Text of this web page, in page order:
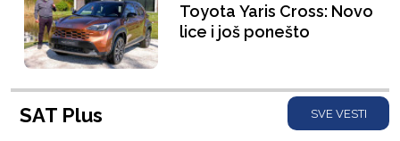
Toyota Yaris Cross: Novo
lice i još ponešto
SAT Plus SVE VESTI